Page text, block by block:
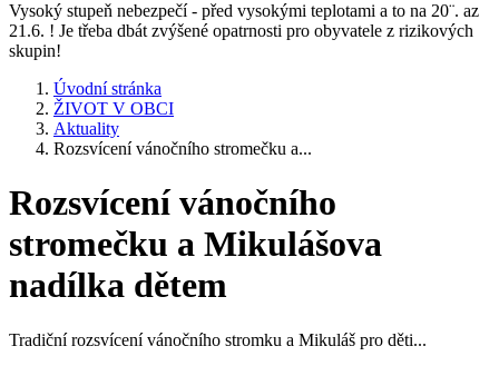
Vysoký stupeň nebezpečí - před vysokými teplotami a to na 20¨. az
21.6. ! Je třeba dbát zvýšené opatrnosti pro obyvatele z rizikových
skupin!
Úvodní stránka
ŽIVOT V OBCI
Aktuality
Rozsvícení vánočního stromečku a...
Rozsvícení vánočního
stromečku a Mikulášova
nadílka dětem
Tradiční rozsvícení vánočního stromku a Mikuláš pro děti...